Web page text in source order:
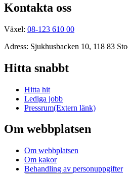
Kontakta oss
Växel: 08-123 610 00
Adress: Sjukhusbacken 10, 118 83
Hitta snabbt
Hitta hit
Lediga jobb
Pressrum(Extern länk)
Om webbplatsen
Om webbplatsen
Om kakor
Behandling av personuppgifter